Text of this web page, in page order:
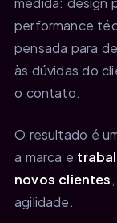
performance
pensada para
às dúvidas do
o contato.
O resultado é
a marca e
novos clientes
agilidade.